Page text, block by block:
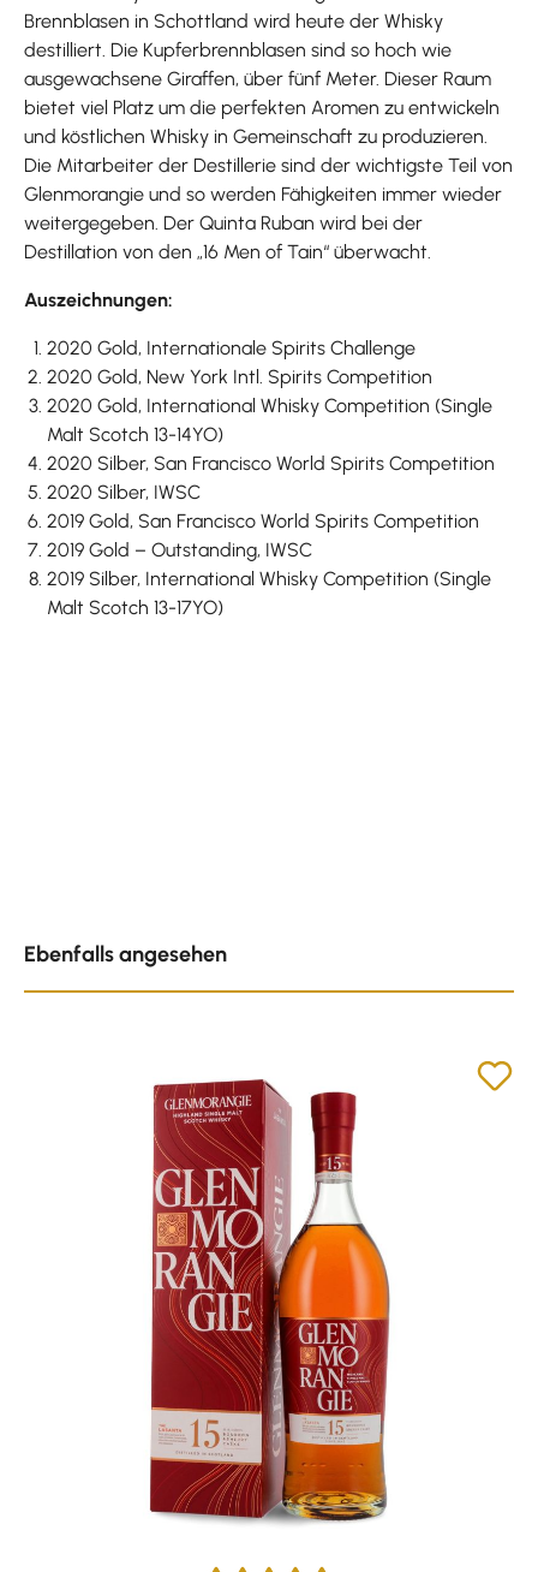
Brennblasen in Schottland wird heute der Whisky
destilliert. Die Kupferbrennblasen sind so hoch wie
ausgewachsene Giraffen, über fünf Meter. Dieser Raum
bietet viel Platz um die perfekten Aromen zu entwickeln
und köstlichen Whisky in Gemeinschaft zu produzieren.
Die Mitarbeiter der Destillerie sind der wichtigste Teil von
Glenmorangie und so werden Fähigkeiten immer wieder
weitergegeben. Der Quinta Ruban wird bei der
Destillation von den „16 Men of Tain“ überwacht.
Auszeichnungen:
2020 Gold, Internationale Spirits Challenge
2020 Gold, New York Intl. Spirits Competition
2020 Gold, International Whisky Competition (Single
Malt Scotch 13-14YO)
2020 Silber, San Francisco World Spirits Competition
2020 Silber, IWSC
2019 Gold, San Francisco World Spirits Competition
2019 Gold – Outstanding, IWSC
2019 Silber, International Whisky Competition (Single
Malt Scotch 13-17YO)
Ebenfalls angesehen